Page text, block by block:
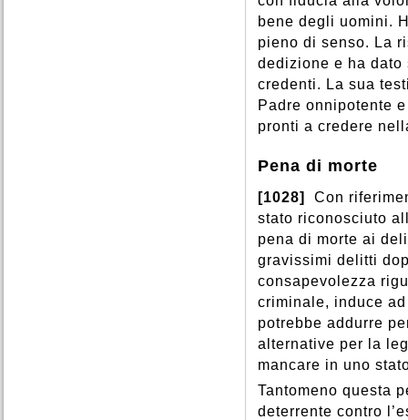
bene degli uomini.
pieno di senso. La
dedizione e ha
credenti. La sua
Padre onnipotente
pronti a credere
Pena di morte
[1028]
Con
stato riconosciuto
pena di morte ai
gravissimi delitti
consapevolezza
criminale, induce
potrebbe addurre
alternative per la
mancare in uno
Tantomeno questa
deterrente contro